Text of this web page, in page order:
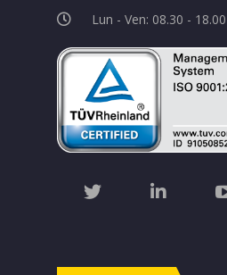
Lun - Ven: 08.30 - 18.00